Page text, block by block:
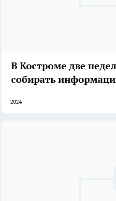
В Костроме две
собирать
2024